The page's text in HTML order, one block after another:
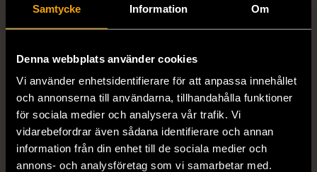
Samtycke Information Om
Denna webbplats använder cookies
Vi använder enhetsidentifierare för att anpassa innehållet
och annonserna till användarna, tillhandahålla funktioner
för sociala medier och analysera vår trafik. Vi
vidarebefordrar även sådana identifierare och annan
information från din enhet till de sociala medier och
annons- och analysföretag som vi samarbetar med.
1/5
Vit topp med
spetsdetaljer
Nytt skick
890 kr
Remake - tunn rock i
linne
Nytt skick
890 kr